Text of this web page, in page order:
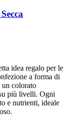
idea regalo per le
a forma di
un colorato
più livelli. Ogni
e nutrienti, ideale